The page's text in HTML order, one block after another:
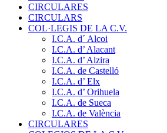
CIRCULARES
CIRCULARS
COL·LEGIS DE LA C.V.
I.C.A. d´ Alcoi
I.C.A. d’ Alacant
I.C.A. d’ Alzira
I.C.A. de Castelló
I.C.A. d’ Elx
I.C.A. d’ Orihuela
I.C.A. de Sueca
I.C.A. de València
CIRCULARES